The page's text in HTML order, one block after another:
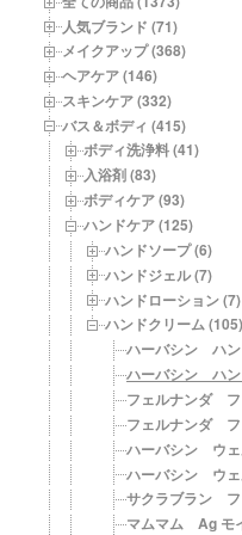
一
覧
人気ブランド (71)
メイクアップ (368)
ヘアケア (146)
スキンケア (332)
バス＆ボディ (415)
ボディ洗浄料 (41)
入浴剤 (83)
ボディケア (93)
ハンドケア (125)
ハンドソープ (6)
ハンドジェル (7)
ハンドローション (7)
ハンドクリーム (105)
ハーバシン ハ
ハーバシン ハ
フェルナンダ フ
フェルナンダ
ハーバシン ウ
ハーバシン ウ
サクラブラン フ
マムマム Ag モ